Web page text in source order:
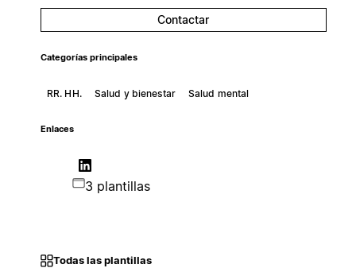
Contactar
Categorías principales
RR. HH. Salud y bienestar Salud mental
Enlaces
3 plantillas
Todas las plantillas